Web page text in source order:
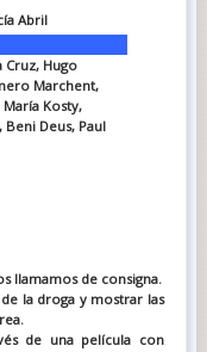
Abril
Cruz, Hugo
Marchent,
Kosty,
Deus, Paul
llamamos de consigna.
la droga y mostrar las
de una película con